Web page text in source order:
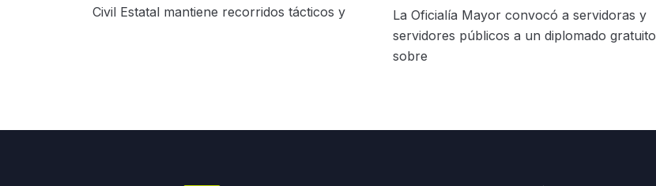
Civil Estatal mantiene recorridos tácticos y
La Oficialía Mayor convocó a servidoras y
servidores públicos a un diplomado gratuito
sobre